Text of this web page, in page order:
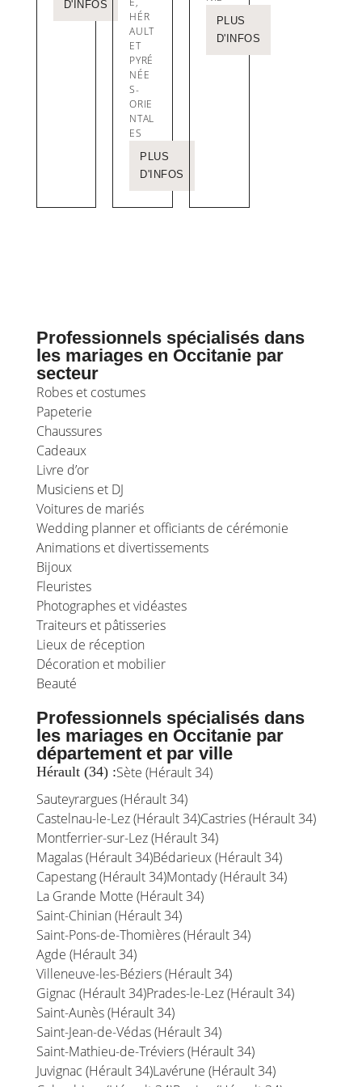
D'INFOS
HÉR
AULT
ET
PYRÉ
NÉE
S-
ORIE
NTAL
ES
PLUS
D'INFOS
PLUS
D'INFOS
Professionnels spécialisés dans
les mariages en Occitanie par
secteur
Robes et costumes
Papeterie
Chaussures
Cadeaux
Livre d’or
Musiciens et DJ
Voitures de mariés
Wedding planner et officiants de cérémonie
Animations et divertissements
Bijoux
Fleuristes
Photographes et vidéastes
Traiteurs et pâtisseries
Lieux de réception
Décoration et mobilier
Beauté
Professionnels spécialisés dans
les mariages en Occitanie par
département et par ville
Hérault (34) :Sète (Hérault 34)
Sauteyrargues (Hérault 34)
Castelnau-le-Lez (Hérault 34)Castries (Hérault 34)
Montferrier-sur-Lez (Hérault 34)
Magalas (Hérault 34)Bédarieux (Hérault 34)
Capestang (Hérault 34)Montady (Hérault 34)
La Grande Motte (Hérault 34)
Saint-Chinian (Hérault 34)
Saint-Pons-de-Thomières (Hérault 34)
Agde (Hérault 34)
Villeneuve-les-Béziers (Hérault 34)
Gignac (Hérault 34)Prades-le-Lez (Hérault 34)
Saint-Aunès (Hérault 34)
Saint-Jean-de-Védas (Hérault 34)
Saint-Mathieu-de-Tréviers (Hérault 34)
Juvignac (Hérault 34)Lavérune (Hérault 34)